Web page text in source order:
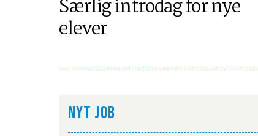
Særlig introdag for nye
elever
NYT JOB